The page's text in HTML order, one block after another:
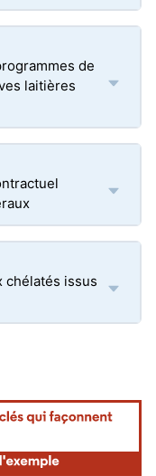
de
laitières
chélatés issus